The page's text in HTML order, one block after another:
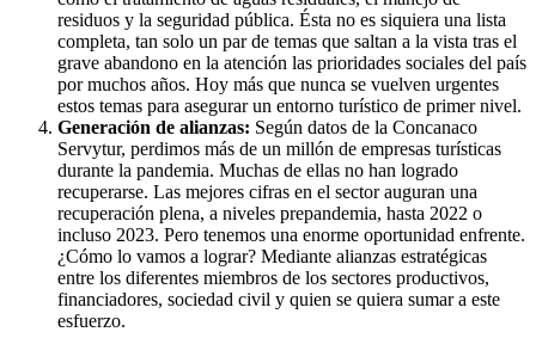
residuos y la seguridad pública. Ésta no es siquiera una lista
completa, tan solo un par de temas que saltan a la vista tras el
grave abandono en la atención las prioridades sociales del país
por muchos años. Hoy más que nunca se vuelven urgentes
estos temas para asegurar un entorno turístico de primer nivel.
Generación de alianzas: Según datos de la Concanaco
Servytur, perdimos más de un millón de empresas turísticas
durante la pandemia. Muchas de ellas no han logrado
recuperarse. Las mejores cifras en el sector auguran una
recuperación plena, a niveles prepandemia, hasta 2022 o
incluso 2023. Pero tenemos una enorme oportunidad enfrente.
¿Cómo lo vamos a lograr? Mediante alianzas estratégicas
entre los diferentes miembros de los sectores productivos,
financiadores, sociedad civil y quien se quiera sumar a este
esfuerzo.